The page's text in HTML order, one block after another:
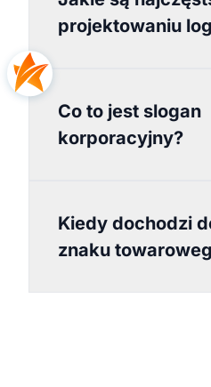
projektowaniu
Co to jest slogan
korporacyjny?
Kiedy dochodzi
znaku